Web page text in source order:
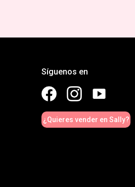
Síguenos en
¿Quieres vender en Sally?